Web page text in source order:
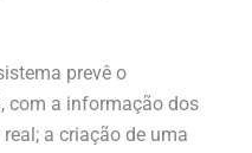
prevê o
com a informação dos
a criação de uma